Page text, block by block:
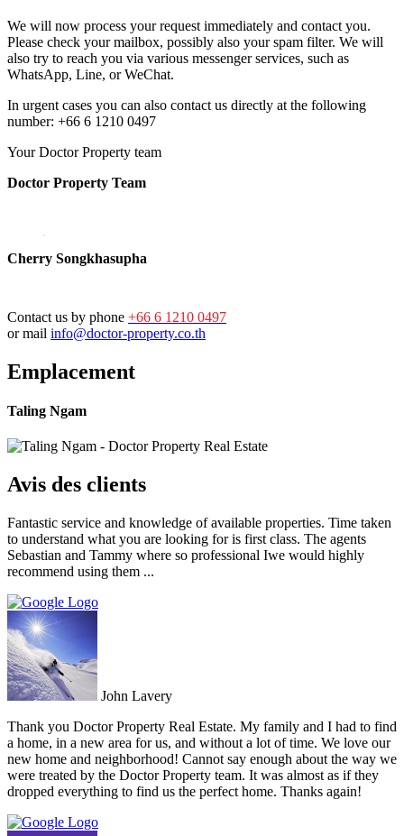
We will now process your request immediately and contact you.
Please check your mailbox, possibly also your spam filter. We will
also try to reach you via various messenger services, such as
WhatsApp, Line, or WeChat.
In urgent cases you can also contact us directly at the following
number: +66 6 1210 0497
Your Doctor Property team
Doctor Property Team
Cherry Songkhasupha
Contact us by phone +66 6 1210 0497
or mail info@doctor-property.co.th
Emplacement
Taling Ngam
Avis des clients
Fantastic service and knowledge of available properties. Time taken
to understand what you are looking for is first class. The agents
Sebastian and Tammy where so professional Iwe would highly
recommend using them ...
John Lavery
Thank you Doctor Property Real Estate. My family and I had to find
a home, in a new area for us, and without a lot of time. We love our
new home and neighborhood! Cannot say enough about the way we
were treated by the Doctor Property team. It was almost as if they
dropped everything to find us the perfect home. Thanks again!